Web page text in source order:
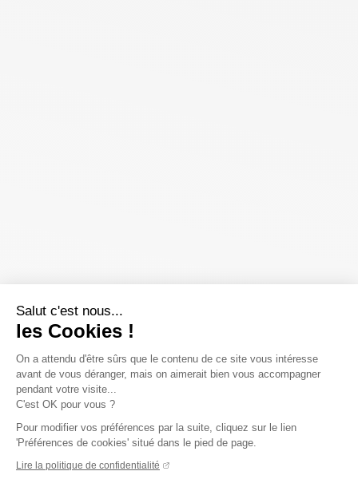
Salut c'est nous...
les Cookies !
On a attendu d'être sûrs que le contenu de ce site vous intéresse
avant de vous déranger, mais on aimerait bien vous accompagner
pendant votre visite...
C'est OK pour vous ?
Pour modifier vos préférences par la suite, cliquez sur le lien
'Préférences de cookies' situé dans le pied de page.
Lire la politique de confidentialité